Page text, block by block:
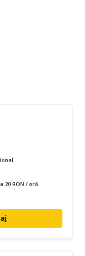
20 RON / oră